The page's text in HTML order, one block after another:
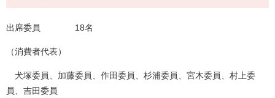
出席委員 18名
（消費者代表）
犬塚委員、加藤委員、作田委員、杉浦委員、宮木委員、村上委
員、吉田委員